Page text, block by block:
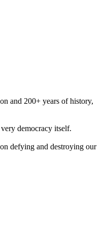
and 200+ years of history,
democracy itself.
defying and destroying our